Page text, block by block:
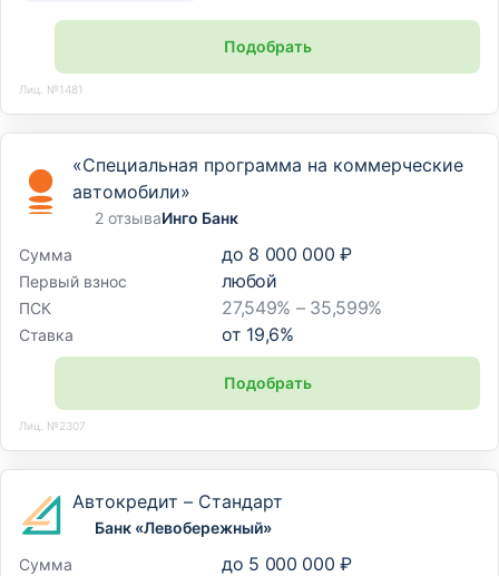
Подобрать
Лиц. №1481
«Специальная программа на коммерческие
автомобили»
2 отзываИнго Банк
Сумма
до 8 000 000 ₽
Первый взнос любой
ПСК 27,549% – 35,599%
Ставка от 19,6%
Подобрать
Лиц. №2307
Автокредит – Стандарт
Банк «Левобережный»
Сумма
до 5 000 000 ₽